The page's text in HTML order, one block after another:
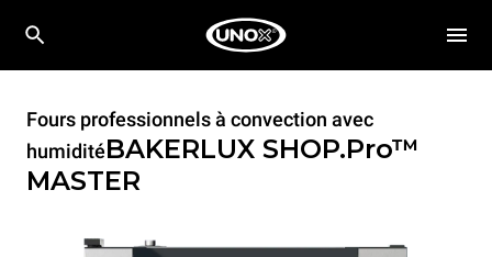
Fours professionnels à convection avec
humiditéBAKERLUX SHOP.Pro™
MASTER